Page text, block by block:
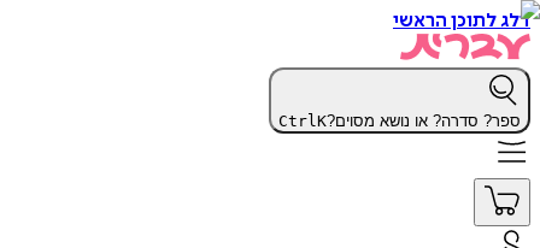
דלג לתוכן הראשי
ספר? סדרה? או נושא מסוים? CtrlK